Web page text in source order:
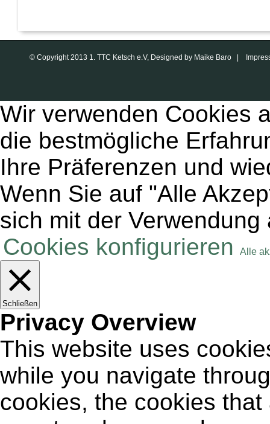
© Copyright 2013 1. TTC Ketsch e.V, Designed by Maike Baro |
Wir verwenden Cookies
die bestmögliche
Ihre Präferenzen und
Wenn Sie auf "Alle
sich mit der
Cookies konfigurieren
Alle
Schließen
Privacy Overview
This website uses
while you navigate
cookies, the cookies